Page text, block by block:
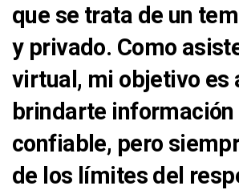
que se trata de un
y privado. Como
virtual, mi objetivo es
brindarte
confiable, pero
de los límites del